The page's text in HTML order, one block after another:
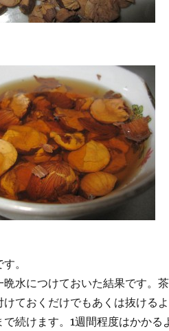
。
晩水につけておいた結果です。
けておくだけでもあくは抜ける
続けます。1週間程度はかかる